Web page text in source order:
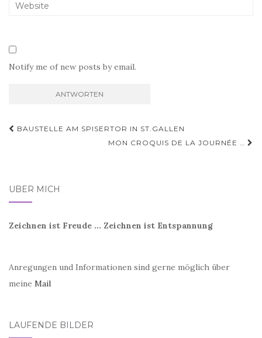
Notify me of new posts by email.
Beitragsnavigation
BAUSTELLE AM SPISERTOR IN ST.GALLEN
MON CROQUIS DE LA JOURNÉE …
ÜBER MICH
Zeichnen ist Freude ... Zeichnen ist Entspannung
Anregungen und Informationen sind gerne möglich über
meine Mail
LAUFENDE BILDER